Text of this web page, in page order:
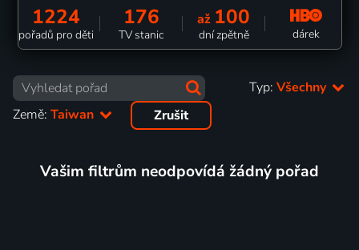
1224
pořadů pro děti
176
TV stanic
až 100
dní zpětně dárek
Typ: Všechny
Země: Taiwan Zrušit
Vašim filtrům neodpovídá žádný pořad